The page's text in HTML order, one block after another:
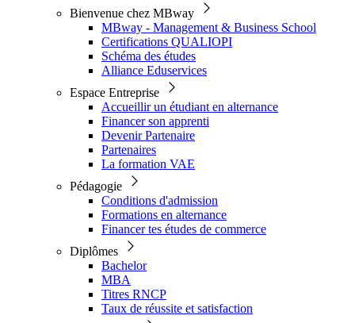
Bienvenue chez MBway
MBway - Management & Business School
Certifications QUALIOPI
Schéma des études
Alliance Eduservices
Espace Entreprise
Accueillir un étudiant en alternance
Financer son apprenti
Devenir Partenaire
Partenaires
La formation VAE
Pédagogie
Conditions d'admission
Formations en alternance
Financer tes études de commerce
Diplômes
Bachelor
MBA
Titres RNCP
Taux de réussite et satisfaction